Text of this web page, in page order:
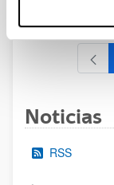
al 30/07/2026
Noticias
RSS